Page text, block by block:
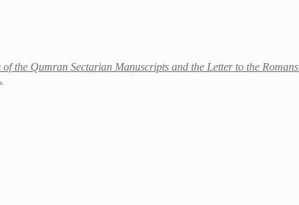
the Qumran Sectarian Manuscripts and the Letter to the Romans